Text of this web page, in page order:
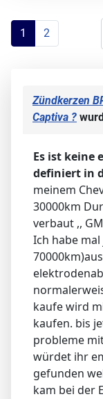
1 2
Zündkerzen
Captiva ?
Es ist keine
definiert in
meinem
30000km
verbaut ,,
Ich habe
kaufe wird
kaufen. bis
probleme
würdet ihr
gefunden
kam bei der